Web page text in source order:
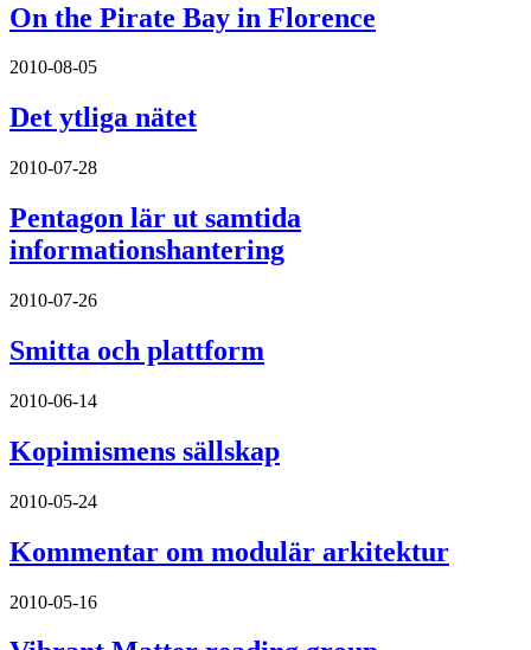
On the Pirate Bay in Florence
2010-08-05
Det ytliga nätet
2010-07-28
Pentagon lär ut samtida
informationshantering
2010-07-26
Smitta och plattform
2010-06-14
Kopimismens sällskap
2010-05-24
Kommentar om modulär arkitektur
2010-05-16